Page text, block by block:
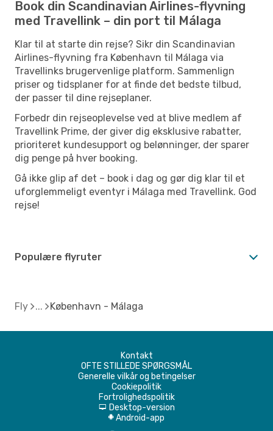
Book din Scandinavian Airlines-flyvning
med Travellink – din port til Málaga
Klar til at starte din rejse? Sikr din Scandinavian
Airlines-flyvning fra København til Málaga via
Travellinks brugervenlige platform. Sammenlign
priser og tidsplaner for at finde det bedste tilbud,
der passer til dine rejseplaner.
Forbedr din rejseoplevelse ved at blive medlem af
Travellink Prime, der giver dig eksklusive rabatter,
prioriteret kundesupport og belønninger, der sparer
dig penge på hver booking.
Gå ikke glip af det – book i dag og gør dig klar til et
uforglemmeligt eventyr i Málaga med Travellink. God
rejse!
Populære flyruter
Fly København - Málaga
Kontakt
OFTE STILLEDE SPØRGSMÅL
Generelle vilkår og betingelser
Cookiepolitik
Fortrolighedspolitik
d Desktop-version
A Android-app